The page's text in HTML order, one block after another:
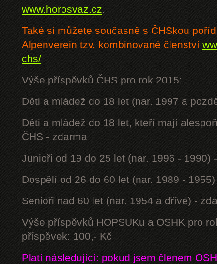
www.horosvaz.cz.
Také si můžete současně s ČHSkou
Alpenverein tzv. kombinované členství
chs/
Výše příspěvků ČHS pro rok 2015:
Děti a mládež do 18 let (nar. 1997 a
Děti a mládež do 18 let, kteří mají
ČHS - zdarma
Junioři od 19 do 25 let (nar. 1996 - 1990)
Dospělí od 26 do 60 let (nar. 1989 -
Senioři nad 60 let (nar. 1954 a dříve) -
Výše příspěvků HOPSUKu a OSHK pro
příspěvek: 100,- Kč
Platí následující: pokud jsem členem